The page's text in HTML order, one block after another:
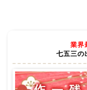
業界
七五三の